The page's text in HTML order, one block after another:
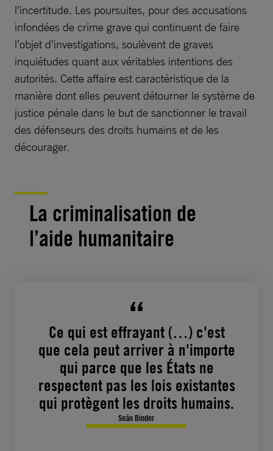
l’incertitude. Les poursuites, pour des accusations
infondées de crime grave qui continuent de faire
l’objet d’investigations, soulèvent de graves
inquiétudes quant aux véritables intentions des
autorités. Cette affaire est caractéristique de la
manière dont elles peuvent détourner le système de
justice pénale dans le but de sanctionner le travail
des défenseurs des droits humains et de les
décourager.
La criminalisation de
l’aide humanitaire
Ce qui est effrayant (…) c'est
que cela peut arriver à n'importe
qui parce que les États ne
respectent pas les lois existantes
qui protègent les droits humains.
Seán Binder